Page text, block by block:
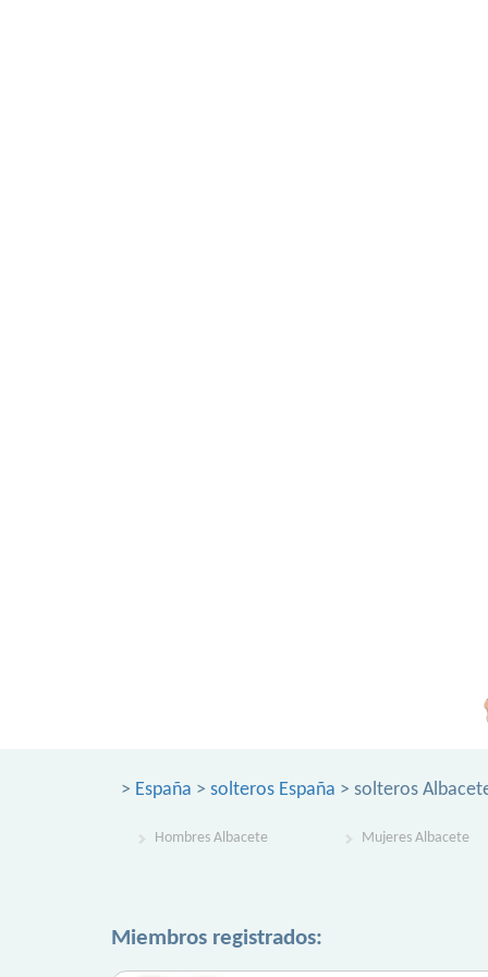
> España > solteros España > solteros
Hombres Albacete Mujeres Albacete
Miembros registrados: